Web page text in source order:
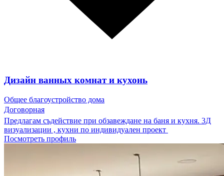
Дизайн ванных комнат и кухонь
Общее благоустройство дома
Договорная
Предлагам съдействие при обзавеждане на баня и кухня. 3Д
визуализации , кухни по индивидуален проект
Посмотреть профиль